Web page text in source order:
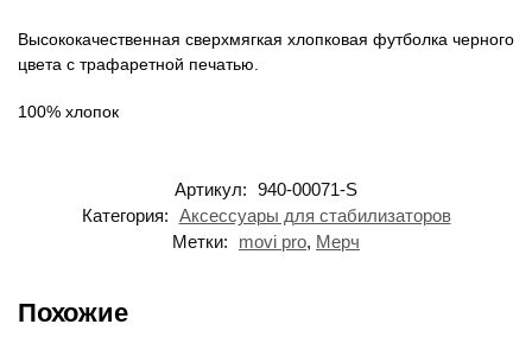
Высококачественная сверхмягкая хлопковая футболка черного
цвета с трафаретной печатью.
100% хлопок
Артикул: 940-00071-S
Категория: Аксессуары для стабилизаторов
Метки:
movi pro, Мерч
Похожие